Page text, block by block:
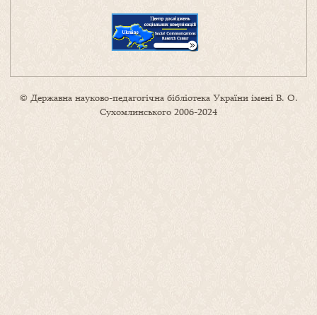
© Державна науково-педагогічна бібліотека України імені В. О.
Сухомлинського 2006-2024